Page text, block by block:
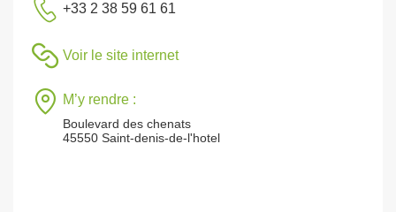
+33 2 38 59 61 61
Voir le site internet
M’y rendre :
Boulevard des chenats
45550 Saint-denis-de-l'hotel